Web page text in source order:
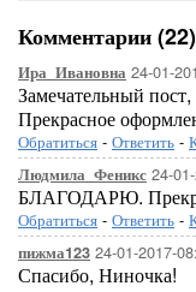
Комментарии
Ира_Ивановна 24-01-
Замечательный
Прекрасное
Обратиться - Ответить -
Людмила_Феникс 24-
БЛАГОДАРЮ.
Обратиться - Ответить -
пижма123 24-01-2017-
Спасибо, Ниночка!